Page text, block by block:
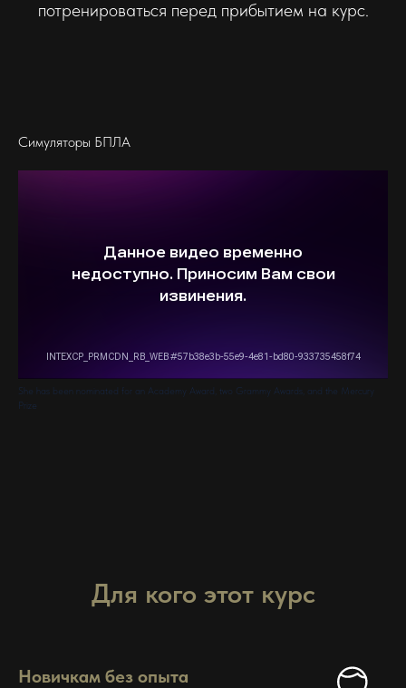
потренироваться перед прибытием на курс.
Симуляторы БПЛА
She has been nominated for an Academy Award, two Grammy Awards, and the Mercury
Prize
Для кого этот курс
Новичкам без опыта